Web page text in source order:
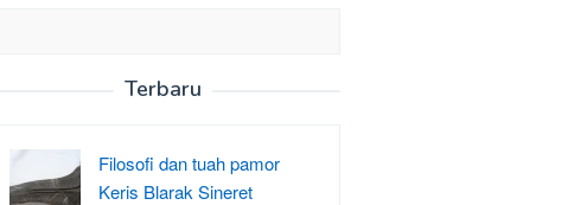
Terbaru
Filosofi dan tuah pamor
Keris Blarak Sineret